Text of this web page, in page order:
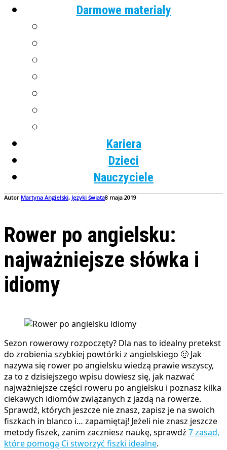
Darmowe materiały
Kariera
Dzieci
Nauczyciele
Autor Martyna Angielski, Języki świata8 maja 2019
Rower po angielsku:
najważniejsze słówka i
idiomy
Sezon rowerowy rozpoczęty? Dla nas to idealny pretekst
do zrobienia szybkiej powtórki z angielskiego 🙂 Jak
nazywa się rower po angielsku wiedzą prawie wszyscy,
za to z dzisiejszego wpisu dowiesz się, jak nazwać
najważniejsze części roweru po angielsku i poznasz kilka
ciekawych idiomów związanych z jazdą na rowerze.
Sprawdź, których jeszcze nie znasz, zapisz je na swoich
fiszkach in blanco i… zapamiętaj! Jeżeli nie znasz jeszcze
metody fiszek, zanim zaczniesz naukę, sprawdź 7 zasad,
które pomogą Ci stworzyć fiszki idealne.